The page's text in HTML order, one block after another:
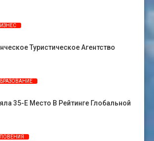
Туристическое Агентство
35-Е Место В Рейтинге Глобальной